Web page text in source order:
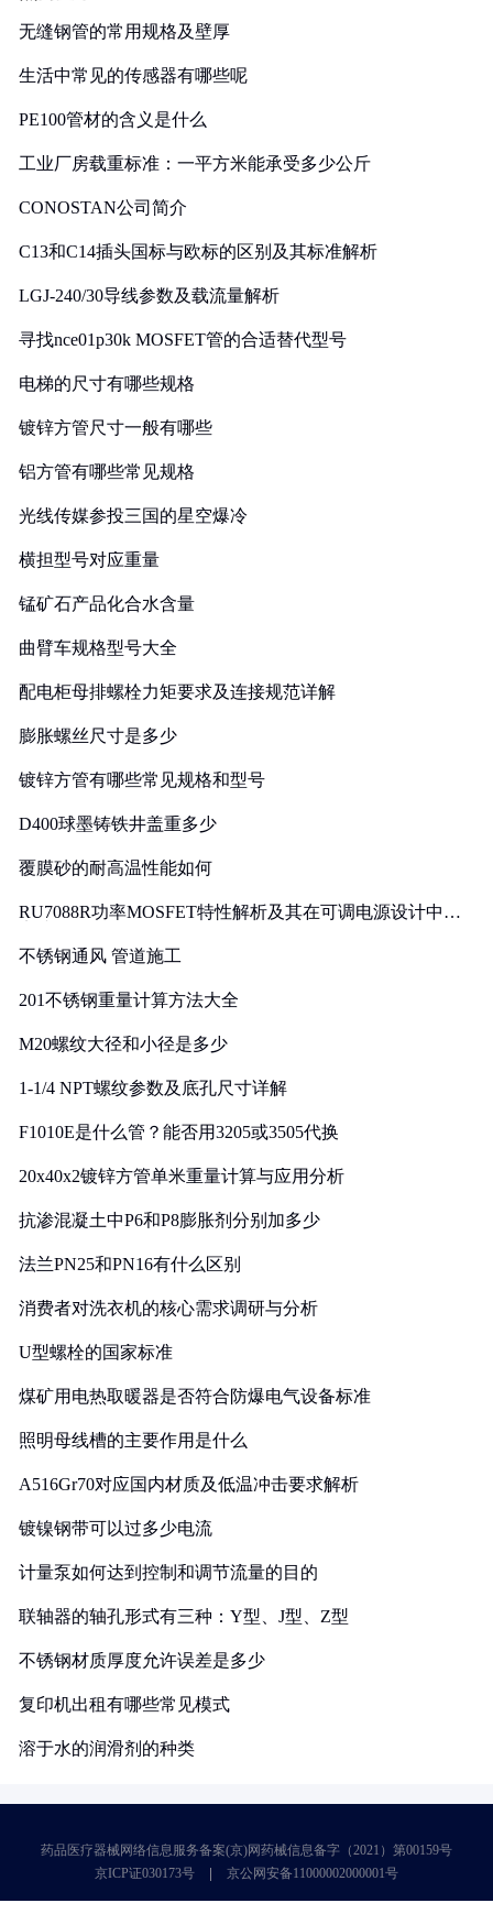
无缝钢管的常用规格及壁厚
生活中常见的传感器有哪些呢
PE100管材的含义是什么
工业厂房载重标准：一平方米能承受多少公斤
CONOSTAN公司简介
C13和C14插头国标与欧标的区别及其标准解析
LGJ-240/30导线参数及载流量解析
寻找nce01p30k MOSFET管的合适替代型号
电梯的尺寸有哪些规格
镀锌方管尺寸一般有哪些
铝方管有哪些常见规格
光线传媒参投三国的星空爆冷
横担型号对应重量
锰矿石产品化合水含量
曲臂车规格型号大全
配电柜母排螺栓力矩要求及连接规范详解
膨胀螺丝尺寸是多少
镀锌方管有哪些常见规格和型号
D400球墨铸铁井盖重多少
覆膜砂的耐高温性能如何
RU7088R功率MOSFET特性解析及其在可调电源设计中的
不锈钢通风 管道施工
201不锈钢重量计算方法大全
M20螺纹大径和小径是多少
1-1/4 NPT螺纹参数及底孔尺寸详解
F1010E是什么管？能否用3205或3505代换
20x40x2镀锌方管单米重量计算与应用分析
抗渗混凝土中P6和P8膨胀剂分别加多少
法兰PN25和PN16有什么区别
消费者对洗衣机的核心需求调研与分析
U型螺栓的国家标准
煤矿用电热取暖器是否符合防爆电气设备标准
照明母线槽的主要作用是什么
A516Gr70对应国内材质及低温冲击要求解析
镀镍钢带可以过多少电流
计量泵如何达到控制和调节流量的目的
联轴器的轴孔形式有三种：Y型、J型、Z型
不锈钢材质厚度允许误差是多少
复印机出租有哪些常见模式
溶于水的润滑剂的种类
药品医疗器械网络信息服务备案(京)网药械信息备字（2021）第00159号
京ICP证030173号
京公网安备11000002000001号